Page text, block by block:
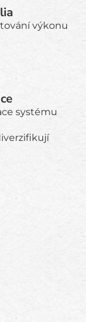
výkonu
systému